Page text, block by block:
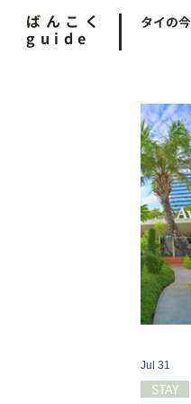
ばんこく
guide
タイの
STAY
Jul 31